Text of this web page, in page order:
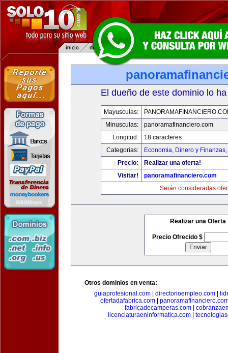
El dueño de este dominio lo
Mayusculas:
Minusculas:
panoramafinanciero.com
Longitud:
18 caracteres
Categorias:
Economia, Dinero y Finanzas,
Precio:
Realizar una oferta!
Visitar!
panoramafinanciero.com
Serán consideradas
Realizar una Oferta
Precio Ofrecido $
Otros dominios en venta:
guiaprofesional.com| directorioempleo.com|
ofertadafabrica.com|
fabricadecamperas.com
licenciaturaeninformatica.com|